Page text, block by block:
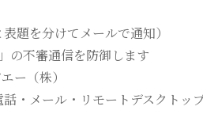
を分けてメールで通知）
不審通信を防御します
ー（株）
・メール・リモートデスクトップ